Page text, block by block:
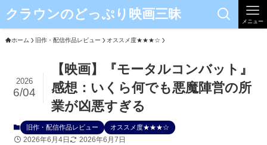
クラウンのどっぷり映画三昧 メニュー
ホーム 旧作・配信作品レビュー オススメ度★★★☆
【映画】『モータルコンバット』
感想：いくら何でも悪魔陣営の所
業が凶悪すぎる
2026
6/04
旧作・配信作品レビュー オススメ度★★★☆
2026年6月4日 2026年6月7日